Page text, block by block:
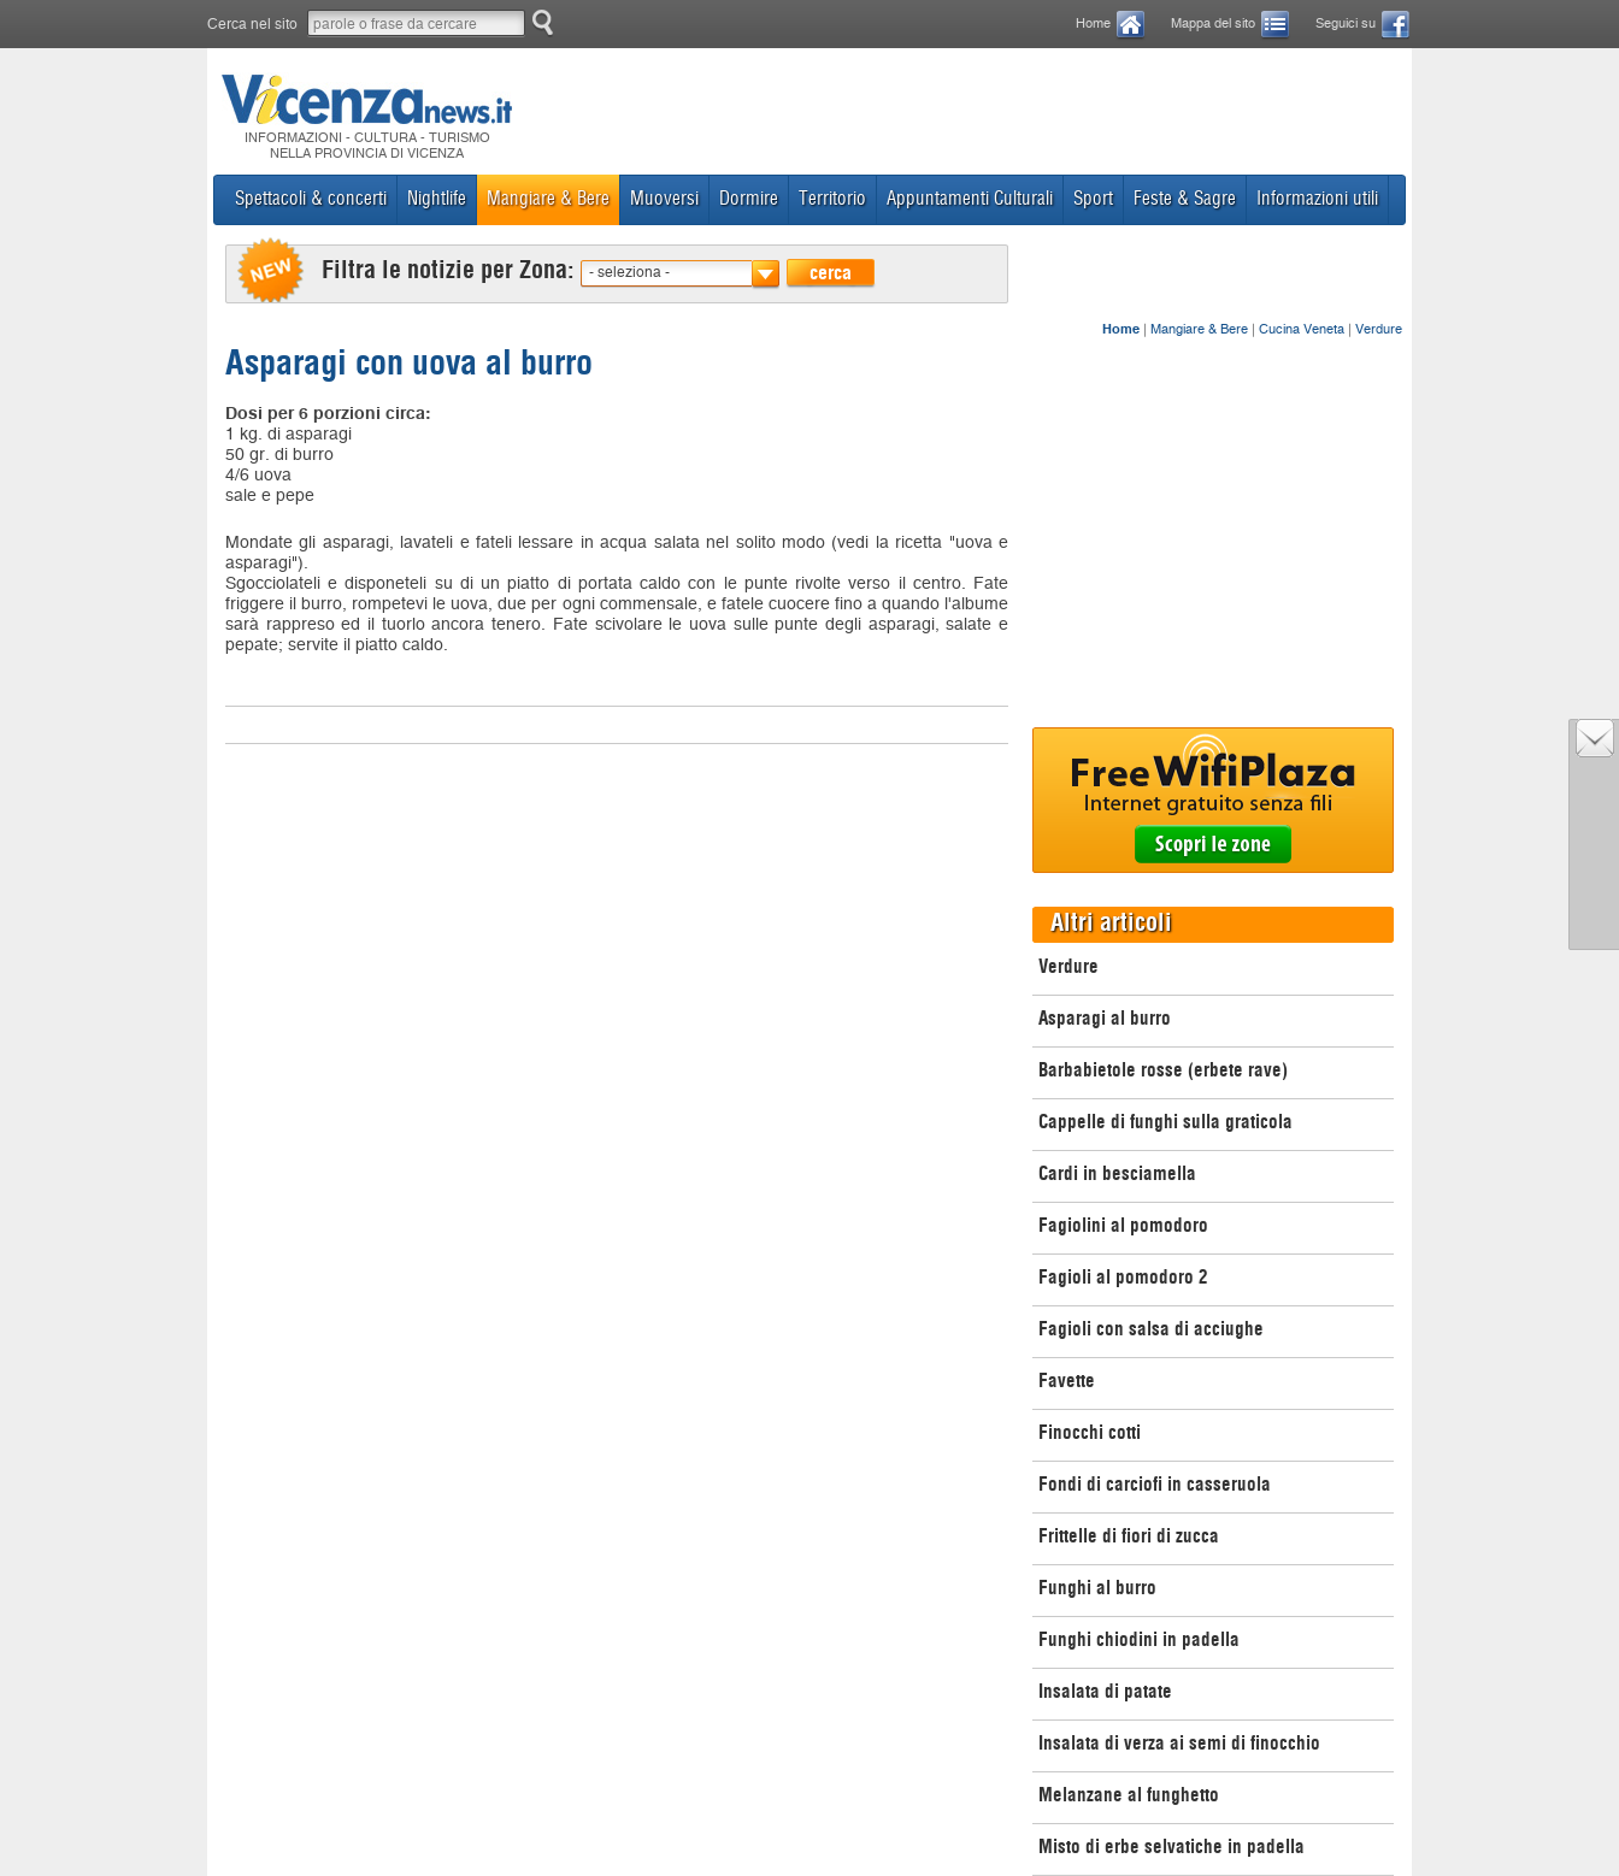
Cerca nel sito Home Mappa del sito Seguici su
INFORMAZIONI - CULTURA - TURISMO
NELLA PROVINCIA DI VICENZA
Spettacoli & concerti Nightlife Mangiare & Bere Muoversi Dormire Territorio Appuntamenti Culturali Sport Feste & Sagre Informazioni utili
Filtra le notizie per Zona: - seleziona - cerca
Home | Mangiare & Bere | Cucina Veneta | Verdure
Asparagi con uova al burro
Dosi per 6 porzioni circa:
1 kg. di asparagi
50 gr. di burro
4/6 uova
sale e pepe
Mondate gli asparagi, lavateli e fateli lessare in acqua salata nel solito modo (vedi la ricetta "uova e
asparagi").
Sgocciolateli e disponeteli su di un piatto di portata caldo con le punte rivolte verso il centro. Fate
friggere il burro, rompetevi le uova, due per ogni commensale, e fatele cuocere fino a quando l'albume
sarà rappreso ed il tuorlo ancora tenero. Fate scivolare le uova sulle punte degli asparagi, salate e
pepate; servite il piatto caldo.
Altri articoli
Verdure
Asparagi al burro
Barbabietole rosse (erbete rave)
Cappelle di funghi sulla graticola
Cardi in besciamella
Fagiolini al pomodoro
Fagioli al pomodoro 2
Fagioli con salsa di acciughe
Favette
Finocchi cotti
Fondi di carciofi in casseruola
Frittelle di fiori di zucca
Funghi al burro
Funghi chiodini in padella
Insalata di patate
Insalata di verza ai semi di finocchio
Melanzane al funghetto
Misto di erbe selvatiche in padella